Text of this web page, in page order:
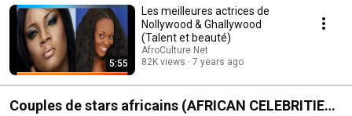
vous sur : Notre site : http://afroculture.net/ BOUTIQUE EN LIGNE/ SHOP :
http://cultureafro.net/ Notre facebook :
https://www.facebook.com/afroculture.net Notre twitter :
https://twitter.com/Afroculturenet
5:55
Les meilleures actrices de
Nollywood & Ghallywood
(Talent et beauté)
AfroCulture Net
82K views
7 years ago
Couples de stars africains (AFRICAN CELEBRITIES